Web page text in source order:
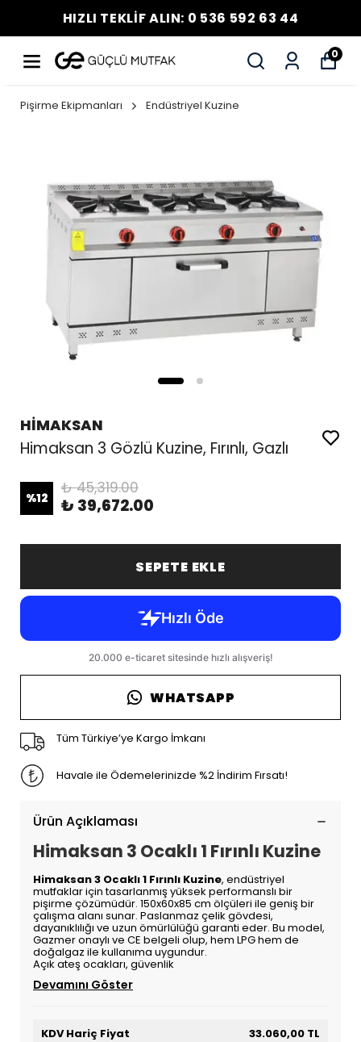
HIZLI TEKLİF ALIN: 0 536 592 63 44
0
Pişirme Ekipmanları Endüstriyel Kuzine
HİMAKSAN
Himaksan 3 Gözlü Kuzine, Fırınlı, Gazlı
%12
₺ 45,319.00
₺ 39,672.00
SEPETE EKLE
WHATSAPP
Tüm Türkiye’ye Kargo İmkanı
Havale ile Ödemelerinizde %2 İndirim Fırsatı!
Ürün Açıklaması
Himaksan 3 Ocaklı 1 Fırınlı Kuzine
Himaksan 3 Ocaklı 1 Fırınlı Kuzine, endüstriyel
mutfaklar için tasarlanmış yüksek performanslı bir
pişirme çözümüdür. 150x60x85 cm ölçüleri ile geniş bir
çalışma alanı sunar. Paslanmaz çelik gövdesi,
dayanıklılığı ve uzun ömürlülüğü garanti eder. Bu model,
Gazmer onaylı ve CE belgeli olup, hem LPG hem de
doğalgaz ile kullanıma uygundur.
Açık ateş ocakları, güvenlik
Devamını Göster
KDV Hariç Fiyat
33.060,00 TL